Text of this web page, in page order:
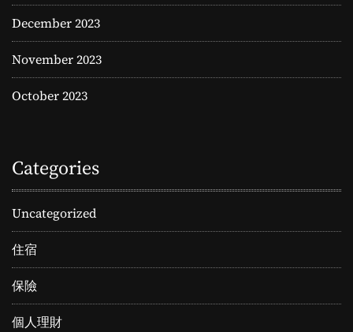
December 2023
November 2023
October 2023
Categories
Uncategorized
住宿
保險
個人理財